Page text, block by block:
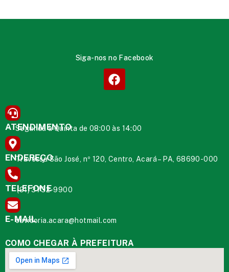
Siga-nos no Facebook
ATENDIMENTO
Segunda à Quinta de 08:00 às 14:00
ENDEREÇO
Travessa São José, nº 120, Centro, Acará – PA, 68690-000
TELEFONE
(91) 3732-9900
E-MAIL
ouvidoria.acara@hotmail.com
COMO CHEGAR À PREFEITURA